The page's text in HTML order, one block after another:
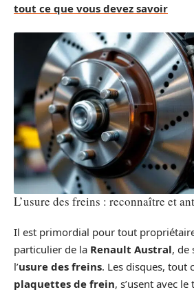
tout ce que vous devez savoir
L’usure des freins : reconnaître et
Il est primordial pour tout
particulier de la Renault Austral, de
l’usure des freins. Les disques, tout
plaquettes de frein, s’usent avec